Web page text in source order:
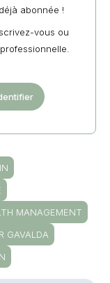
abonnée !
vous ou
MANAGEMENT
GAVALDA